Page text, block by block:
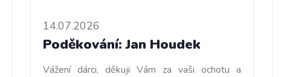
14.07.2026
Poděkování: Jan Houdek
Vážení dárci, děkuji Vám za vaši ochotu a